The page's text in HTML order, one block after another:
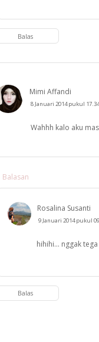
Balas
Mimi Affandi
8 Januari 2014 pukul 17.34
Wahhh kalo aku
Balasan
Rosalina Susanti
9 Januari 2014 pukul
hihihi... nggak
Balas